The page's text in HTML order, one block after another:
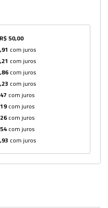
R$ 50,00
com juros
com juros
com juros
com juros
com juros
com juros
com juros
com juros
com juros